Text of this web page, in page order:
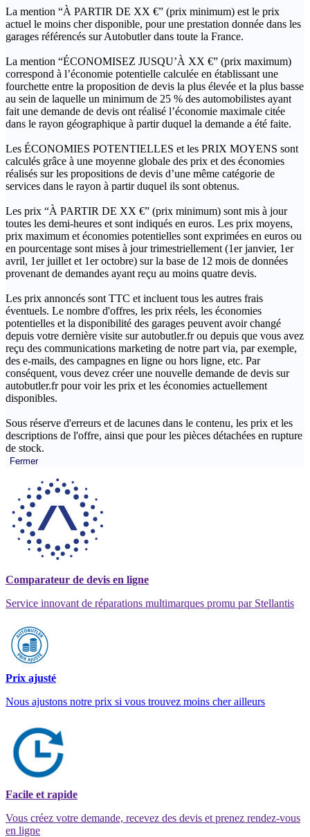
La mention “À PARTIR DE XX €” (prix minimum) est le prix
actuel le moins cher disponible, pour une prestation donnée dans les
garages référencés sur Autobutler dans toute la France.
La mention “ÉCONOMISEZ JUSQU’À XX €” (prix maximum)
correspond à l’économie potentielle calculée en établissant une
fourchette entre la proposition de devis la plus élevée et la plus basse
au sein de laquelle un minimum de 25 % des automobilistes ayant
fait une demande de devis ont réalisé l’économie maximale citée
dans le rayon géographique à partir duquel la demande a été faite.
Les ÉCONOMIES POTENTIELLES et les PRIX MOYENS sont
calculés grâce à une moyenne globale des prix et des économies
réalisés sur les propositions de devis d’une même catégorie de
services dans le rayon à partir duquel ils sont obtenus.
Les prix “À PARTIR DE XX €” (prix minimum) sont mis à jour
toutes les demi-heures et sont indiqués en euros. Les prix moyens,
prix maximum et économies potentielles sont exprimées en euros ou
en pourcentage sont mises à jour trimestriellement (1er janvier, 1er
avril, 1er juillet et 1er octobre) sur la base de 12 mois de données
provenant de demandes ayant reçu au moins quatre devis.
Les prix annoncés sont TTC et incluent tous les autres frais
éventuels. Le nombre d'offres, les prix réels, les économies
potentielles et la disponibilité des garages peuvent avoir changé
depuis votre dernière visite sur autobutler.fr ou depuis que vous avez
reçu des communications marketing de notre part via, par exemple,
des e-mails, des campagnes en ligne ou hors ligne, etc. Par
conséquent, vous devez créer une nouvelle demande de devis sur
autobutler.fr pour voir les prix et les économies actuellement
disponibles.
Sous réserve d'erreurs et de lacunes dans le contenu, les prix et les
descriptions de l'offre, ainsi que pour les pièces détachées en rupture
de stock.
Fermer
Comparateur de devis en ligne
Service innovant de réparations multimarques promu par Stellantis
Prix ajusté
Nous ajustons notre prix si vous trouvez moins cher ailleurs
Facile et rapide
Vous créez votre demande, recevez des devis et prenez rendez-vous
en ligne